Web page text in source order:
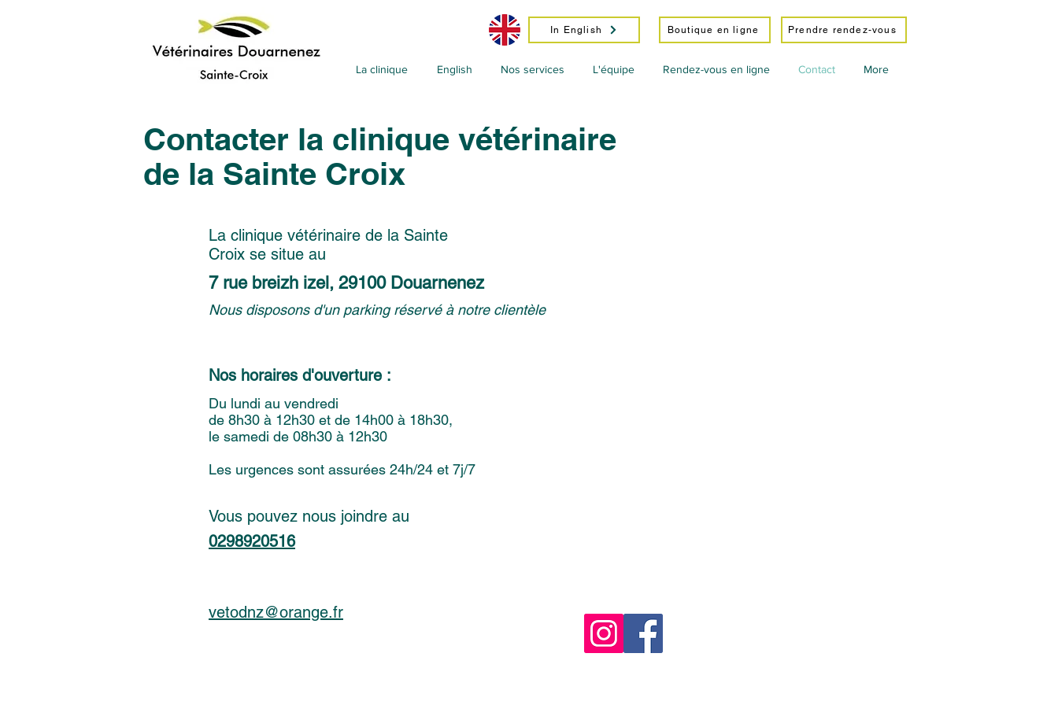
In English Boutique en ligne Prendre rendez-vous
La clinique English Nos services L'équipe Rendez-vous en ligne Contact More
Contacter la clinique vétérinaire
de la Sainte Croix
La clinique vétérinaire de la Sainte
Croix se situe au
7 rue breizh izel, 29100 Douarnenez
Nous disposons d'un parking réservé à notre clientèle
Nos horaires d'ouverture :
Du lundi au vendredi
de 8h30 à 12h30 et de 14h00 à 18h30,
le samedi de 08h30 à 12h30
Les urgences sont assurées 24h/24 et 7j/7
Vous pouvez nous joindre au
0298920516
vetodnz@orange.fr